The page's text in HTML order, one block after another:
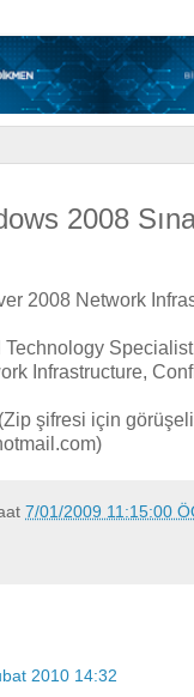
2008
2008 Network
Technology
Infrastructure,
(Zip şifresi için
7/01/2009 11:15:00
2010 14:32